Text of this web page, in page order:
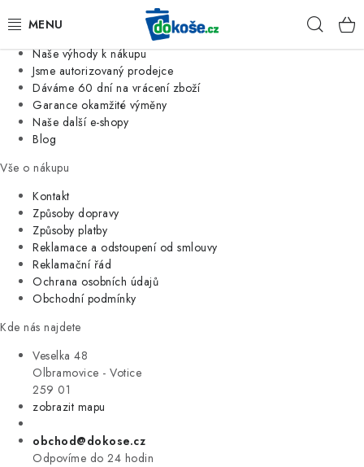
Jsme tradiční česká firma
Naše výhody k nákupu
Jsme autorizovaný prodejce
Dáváme 60 dní na vrácení zboží
Garance okamžité výměny
Naše další e-shopy
Blog
Vše o nákupu
Kontakt
Způsoby dopravy
Způsoby platby
Reklamace a odstoupení od smlouvy
Reklamační řád
Ochrana osobních údajů
Obchodní podmínky
Kde nás najdete
Veselka 48
Olbramovice - Votice
259 01
zobrazit mapu
obchod@dokose.cz
Odpovíme do 24 hodin
KOŠE
SÁČKY
KUCHYNĚ
ORGANIZACE
DOMÁCNOST
ÚKLID
VÝPRODEJ
ZNAČKY
Úvod Kontakt Blog